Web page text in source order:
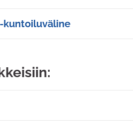
kuntoiluväline